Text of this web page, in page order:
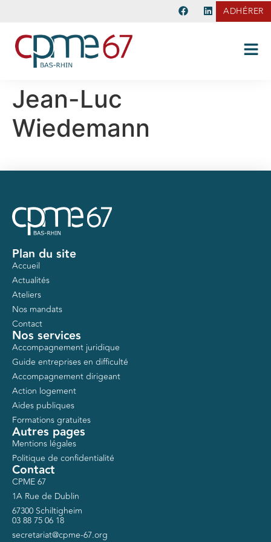
ADHÉRER
Jean-Luc
Wiedemann
Plan du site
Accueil
Actualités
Ateliers
Nos mandats
Contact
Nos services
Accompagnement juridique
Guide entreprises en difficulté
Accompagnement dirigeant
Action logement
Aides publiques
Formations gratuites
Autres pages
Mentions légales
Politique de confidentialité
Contact
CPME 67
1A Rue de Dublin
67300 Schiltigheim
03 88 75 06 18
secretariat@cpme-67.org